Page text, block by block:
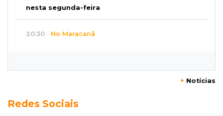
nesta segunda-feira
20:30 No Maracanã
Seleções em MS têm salários de até R$ 8,2 mil;
+ Notícias
Redes Sociais